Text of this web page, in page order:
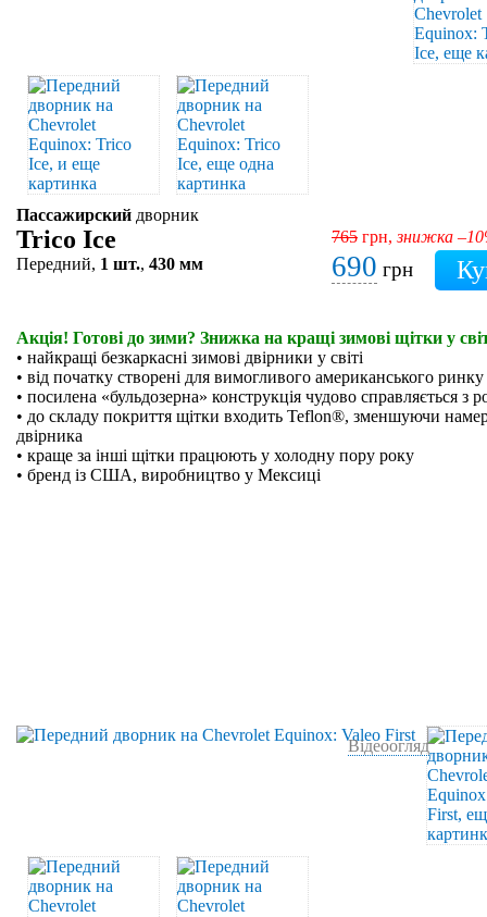
Пассажирский дворник
Trico Ice
Передний, 1 шт., 430 мм
765 грн,знижка
690 грн
Акція! Готові до зими? Знижка на кращі зимові щітки у
• найкращі безкаркасні зимові двірники у світі
• від початку створені для вимогливого американського ринку
• посилена «бульдозерна» конструкція чудово справляється з
• до складу покриття щітки входить Teflon®, зменшуючи
двірника
• краще за інші щітки працюють у холодну пору року
• бренд із США, виробництво у Мексиці
Відеоогляд